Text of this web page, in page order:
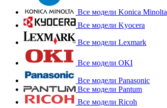
Все модели Konica Minolta
Все модели Kyocera
Все модели Lexmark
Все модели OKI
Все модели Panasonic
Все модели Pantum
Все модели Ricoh